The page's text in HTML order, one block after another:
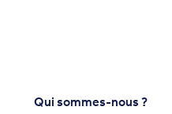
Qui sommes-nous ?